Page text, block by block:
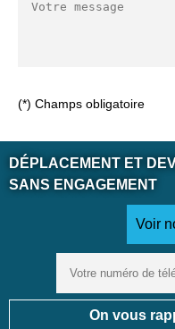
(*) Champs obligatoire
DÉPLACEMENT ET
SANS ENGAGEMENT
Voir
On vous